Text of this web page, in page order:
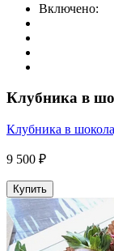
Включено:
Клубника в
Клубника в
9 500 ₽
Купить